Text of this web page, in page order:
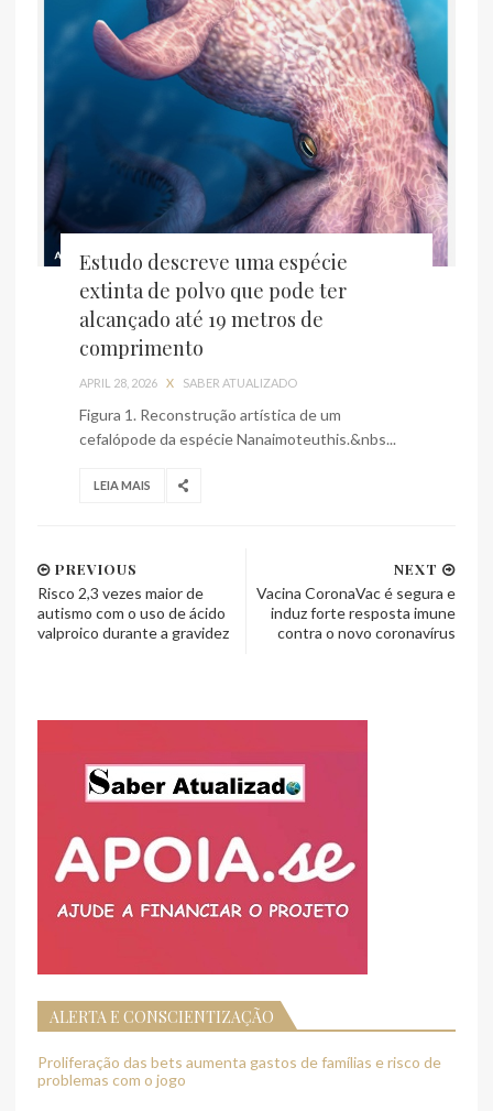
Estudo descreve uma espécie
extinta de polvo que pode ter
alcançado até 19 metros de
comprimento
APRIL 28, 2026 X SABER ATUALIZADO
Figura 1. Reconstrução artística de um
cefalópode da espécie Nanaimoteuthis.&nbs...
LEIA MAIS
NEXT
Vacina CoronaVac é segura e
induz forte resposta imune
contra o novo coronavírus
PREVIOUS
Risco 2,3 vezes maior de
autismo com o uso de ácido
valproico durante a gravidez
ALERTA E CONSCIENTIZAÇÃO
Proliferação das bets aumenta gastos de famílias e risco de
problemas com o jogo